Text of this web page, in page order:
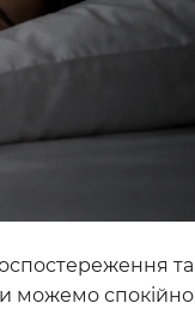
та
можемо спокійно